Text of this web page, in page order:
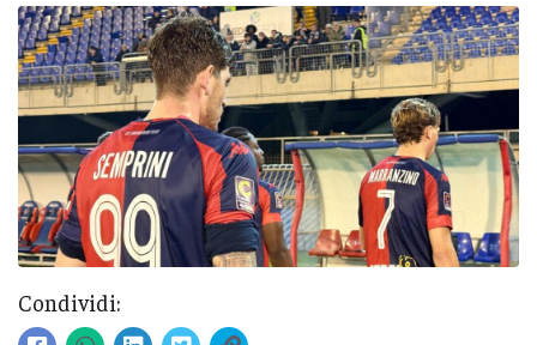
Condividi: